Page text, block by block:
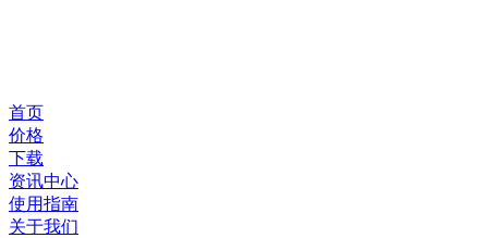
首页
价格
下载
资讯中心
使用指南
关于我们